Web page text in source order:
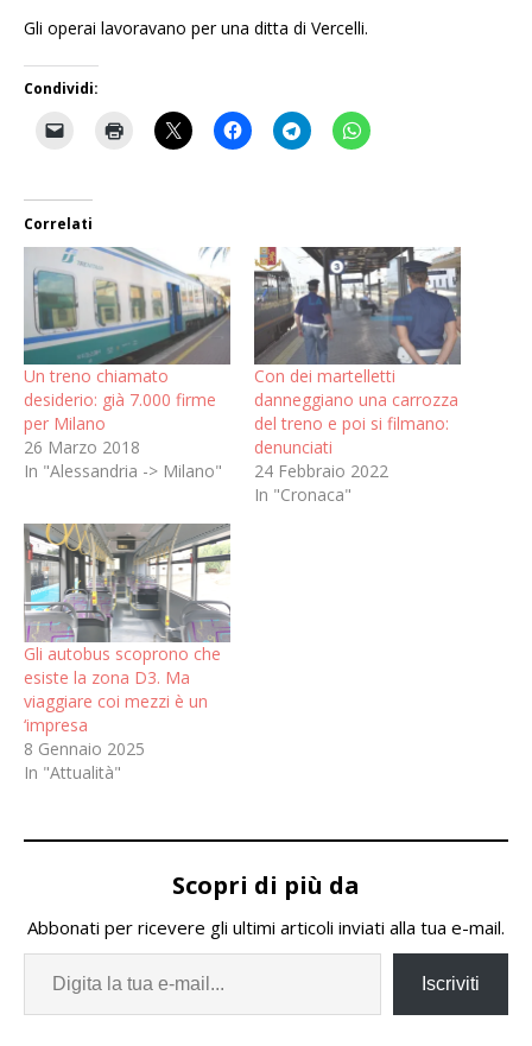
Gli operai lavoravano per una ditta di Vercelli.
Condividi:
Correlati
Un treno chiamato
desiderio: già 7.000 firme
per Milano
26 Marzo 2018
In "Alessandria -> Milano"
Con dei martelletti
danneggiano una carrozza
del treno e poi si filmano:
denunciati
24 Febbraio 2022
In "Cronaca"
Gli autobus scoprono che
esiste la zona D3. Ma
viaggiare coi mezzi è un
‘impresa
8 Gennaio 2025
In "Attualità"
Scopri di più da
Abbonati per ricevere gli ultimi articoli inviati alla tua e-mail.
Iscriviti